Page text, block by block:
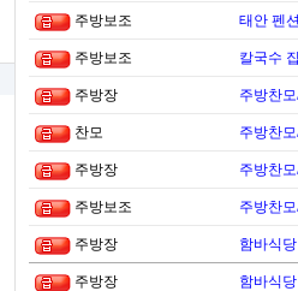
주방보조 태안 펜
주방보조 칼국수
주방장 주방찬
찬모 주방찬
주방장 주방찬
주방보조 주방찬
주방장 함바식
주방장 함바식